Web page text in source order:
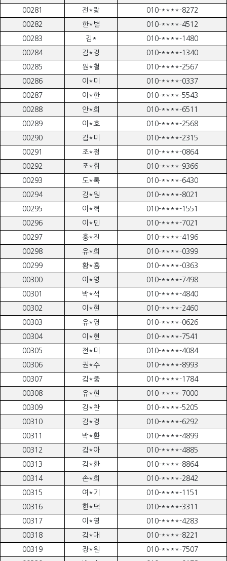
00281
전*랑
010-****-8272
00282
한*별
010-****-4512
00283
김*
010-****-1480
00284
김*경
010-****-1340
00285
원*철
010-****-2567
00286
이*미
010-****-0337
00287
이*한
010-****-5543
00288
안*희
010-****-6511
00289
이*호
010-****-2568
00290
김*미
010-****-2315
00291
조*정
010-****-0864
00292
조*휘
010-****-9366
00293
도*록
010-****-6430
00294
김*원
010-****-8021
00295
이*혁
010-****-1551
00296
이*민
010-****-7021
00297
홍*진
010-****-4196
00298
유*희
010-****-0399
00299
황*흠
010-****-0363
00300
이*영
010-****-7498
00301
박*석
010-****-4840
00302
이*현
010-****-2460
00303
유*영
010-****-0626
00304
이*현
010-****-7541
00305
전*미
010-****-4084
00306
권*수
010-****-8993
00307
김*중
010-****-1784
00308
유*현
010-****-7000
00309
김*찬
010-****-5205
00310
김*경
010-****-6292
00311
박*환
010-****-4899
00312
김*아
010-****-4885
00313
김*환
010-****-8864
00314
손*희
010-****-2842
00315
여*기
010-****-1151
00316
한*덕
010-****-3311
00317
이*영
010-****-4283
00318
김*대
010-****-8221
00319
장*원
010-****-7507